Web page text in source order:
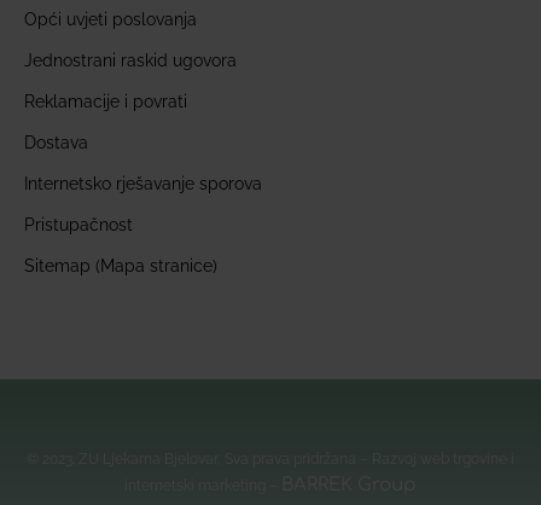
Opći uvjeti poslovanja
Jednostrani raskid ugovora
Reklamacije i povrati
Dostava
Internetsko rješavanje sporova
Pristupačnost
Sitemap (Mapa stranice)